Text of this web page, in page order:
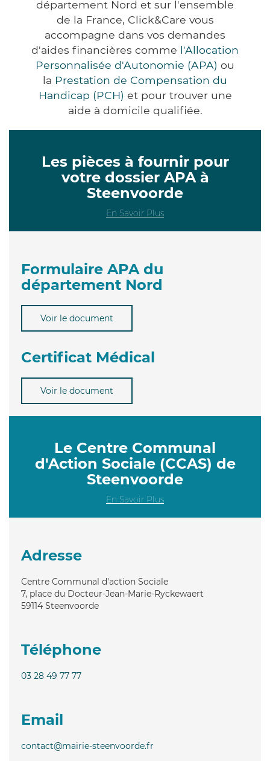
département Nord et sur l'ensemble
de la France, Click&Care vous
accompagne dans vos demandes
d'aides financières comme l'Allocation
Personnalisée d'Autonomie (APA) ou
la Prestation de Compensation du
Handicap (PCH) et pour trouver une
aide à domicile qualifiée.
Les pièces à fournir pour
votre dossier APA à
Steenvoorde
En Savoir Plus
Formulaire APA du
département Nord
Voir le document
Certificat Médical
Voir le document
Le Centre Communal
d'Action Sociale (CCAS) de
Steenvoorde
En Savoir Plus
Adresse
Centre Communal d'action Sociale
7, place du Docteur-Jean-Marie-Ryckewaert
59114 Steenvoorde
Téléphone
03 28 49 77 77
Email
contact@mairie-steenvoorde.fr